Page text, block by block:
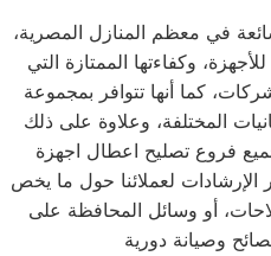
في معظم المنازل المصرية،
وكفاءتها الممتازة التي
كما أنها تتوافر بمجموعة
المختلفة، وعلاوة على ذلك
فروع تصليح اعطال اجهزة
لعملائنا حول ما يخص
أو وسائل المحافظة على